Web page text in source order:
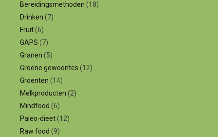
Bereidingsmethoden (18)
Drinken (7)
Fruit(6)
GAPS (7)
Granen (5)
Groene gewoontes (12)
Groenten (14)
Melkproducten (2)
Mindfood (6)
Paleo-dieet(12)
Raw food (9)